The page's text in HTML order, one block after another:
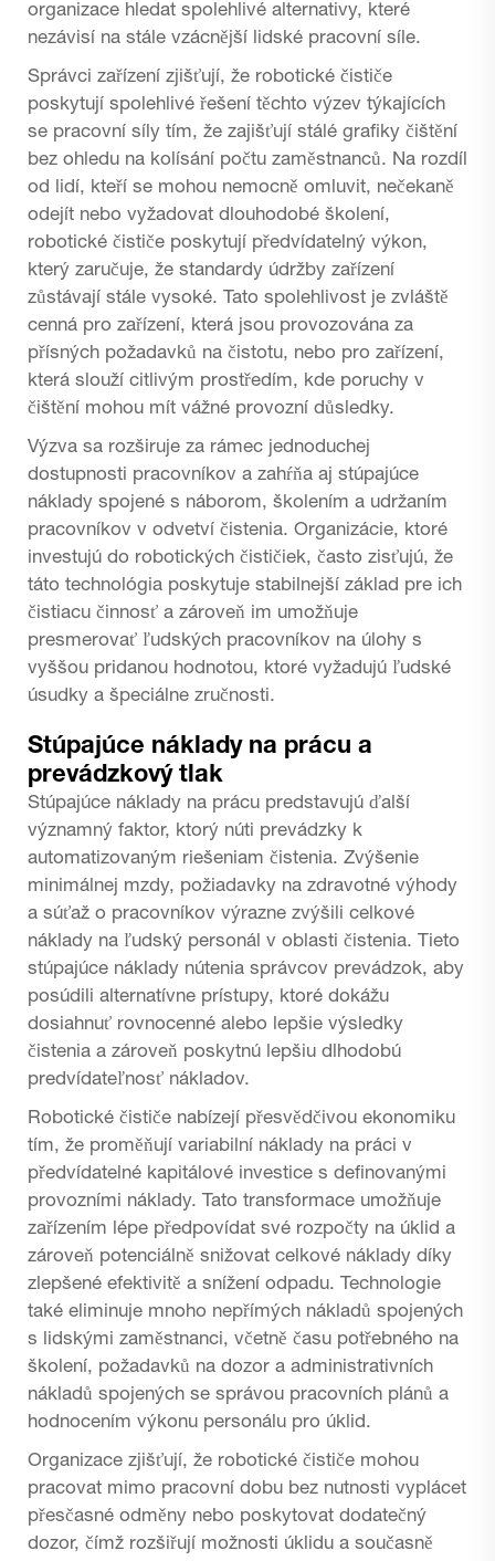
organizace hledat spolehlivé alternativy, které
nezávisí na stále vzácnější lidské pracovní síle.
Správci zařízení zjišťují, že robotické čističe
poskytují spolehlivé řešení těchto výzev týkajících
se pracovní síly tím, že zajišťují stálé grafiky čištění
bez ohledu na kolísání počtu zaměstnanců. Na rozdíl
od lidí, kteří se mohou nemocně omluvit, nečekaně
odejít nebo vyžadovat dlouhodobé školení,
robotické čističe poskytují předvídatelný výkon,
který zaručuje, že standardy údržby zařízení
zůstávají stále vysoké. Tato spolehlivost je zvláště
cenná pro zařízení, která jsou provozována za
přísných požadavků na čistotu, nebo pro zařízení,
která slouží citlivým prostředím, kde poruchy v
čištění mohou mít vážné provozní důsledky.
Výzva sa rozširuje za rámec jednoduchej
dostupnosti pracovníkov a zahŕňa aj stúpajúce
náklady spojené s náborom, školením a udržaním
pracovníkov v odvetví čistenia. Organizácie, ktoré
investujú do robotických čističiek, často zisťujú, že
táto technológia poskytuje stabilnejší základ pre ich
čistiacu činnosť a zároveň im umožňuje
presmerovať ľudských pracovníkov na úlohy s
vyššou pridanou hodnotou, ktoré vyžadujú ľudské
úsudky a špeciálne zručnosti.
Stúpajúce náklady na prácu a
prevádzkový tlak
Stúpajúce náklady na prácu predstavujú ďalší
významný faktor, ktorý núti prevádzky k
automatizovaným riešeniam čistenia. Zvýšenie
minimálnej mzdy, požiadavky na zdravotné výhody
a súťaž o pracovníkov výrazne zvýšili celkové
náklady na ľudský personál v oblasti čistenia. Tieto
stúpajúce náklady nútenia správcov prevádzok, aby
posúdili alternatívne prístupy, ktoré dokážu
dosiahnuť rovnocenné alebo lepšie výsledky
čistenia a zároveň poskytnú lepšiu dlhodobú
predvídateľnosť nákladov.
Robotické čističe nabízejí přesvědčivou ekonomiku
tím, že proměňují variabilní náklady na práci v
předvídatelné kapitálové investice s definovanými
provozními náklady. Tato transformace umožňuje
zařízením lépe předpovídat své rozpočty na úklid a
zároveň potenciálně snižovat celkové náklady díky
zlepšené efektivitě a snížení odpadu. Technologie
také eliminuje mnoho nepřímých nákladů spojených
s lidskými zaměstnanci, včetně času potřebného na
školení, požadavků na dozor a administrativních
nákladů spojených se správou pracovních plánů a
hodnocením výkonu personálu pro úklid.
Organizace zjišťují, že robotické čističe mohou
pracovat mimo pracovní dobu bez nutnosti vyplácet
přesčasné odměny nebo poskytovat dodatečný
dozor, čímž rozšiřují možnosti úklidu a současně